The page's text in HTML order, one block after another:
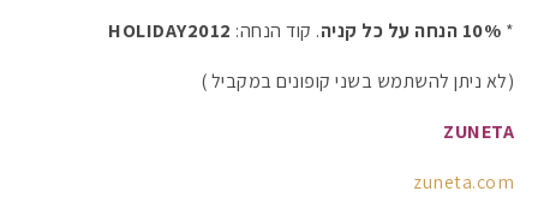
* 10% הנחה על כל קניה . קוד הנחה: HOLIDAY2012
(לא ניתן להשתמש בשני קופונים במקביל )
ZUNETA
zuneta.com